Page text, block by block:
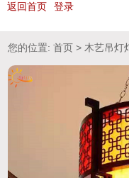
返回首页 登录
您的位置:首页 > 木艺吊灯